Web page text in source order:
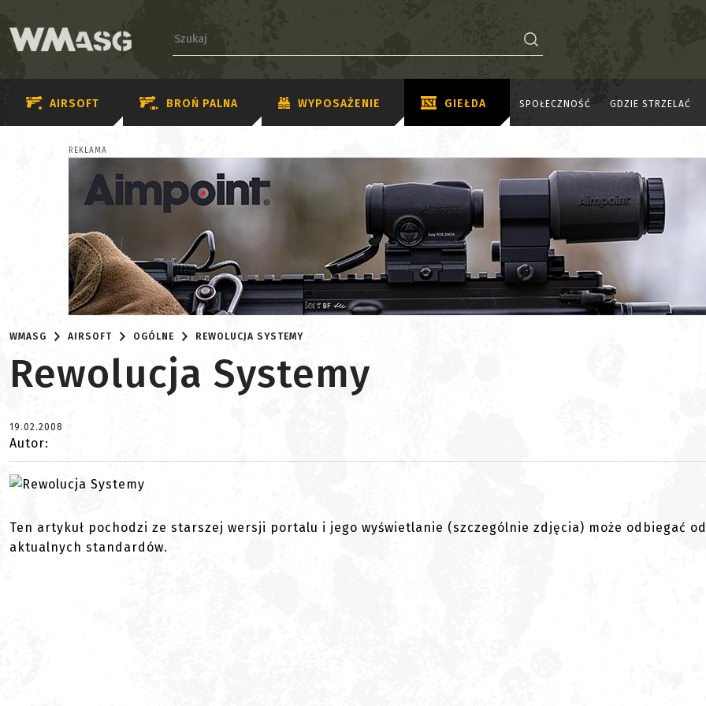
AIRSOFT BROŃ PALNA WYPOSAŻENIE GIEŁDA SPOŁECZNOŚĆ GDZIE STRZELAĆ
REKLAMA
WMASG AIRSOFT OGÓLNE REWOLUCJA SYSTEMY
Rewolucja Systemy
19.02.2008
Autor:
Ten artykuł pochodzi ze starszej wersji portalu i jego wyświetlanie (szczególnie zdjęcia) może odbiegać od
aktualnych standardów.